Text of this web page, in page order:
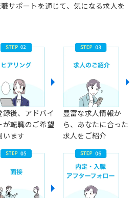
サポートを通じて、気になる求人を
録後、アドバイ
が転職のご希望
います
豊富な求人情報か
ら、あなたに合った
求人をご紹介